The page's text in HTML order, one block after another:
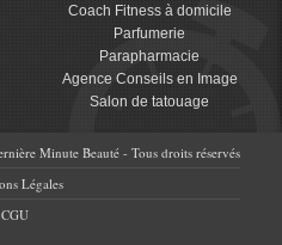
Coach Fitness à domicile
Parfumerie
Parapharmacie
Agence Conseils en Image
Salon de tatouage
Minute Beauté - Tous droits réservés
Légales
CGU